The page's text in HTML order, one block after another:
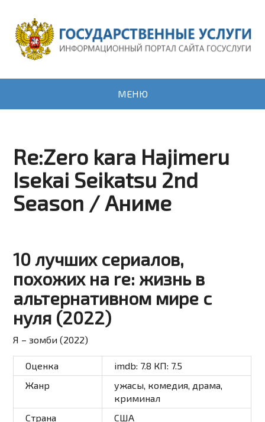
МЕНЮ
Re:Zero kara Hajimeru
Isekai Seikatsu 2nd
Season / Аниме
10 лучших сериалов,
похожих на re: жизнь в
альтернативном мире с
нуля (2022)
Я – зомби (2022)
Оценка imdb: 7.8 КП: 7.5
Жанр
ужасы, комедия, драма,
криминал
Страна
США